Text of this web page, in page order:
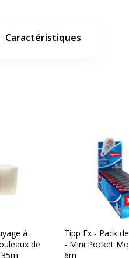
Caractéristiques
à
de
Tipp Ex - Pack
- Mini Pocket
6m